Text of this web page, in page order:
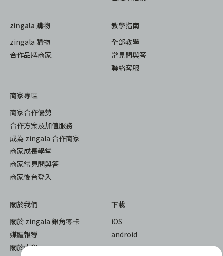
zingala 購物
zingala 購物
合作品牌商家
教學指南
全部教學
常見問與答
聯絡客服
商家專區
商家合作優勢
合作方案及加值服務
成為 zingala 合作商家
商家成長學堂
商家常見問與答
商家後台登入
關於我們
關於 zingala 銀角零卡
媒體報導
關於中租
下載
iOS
android